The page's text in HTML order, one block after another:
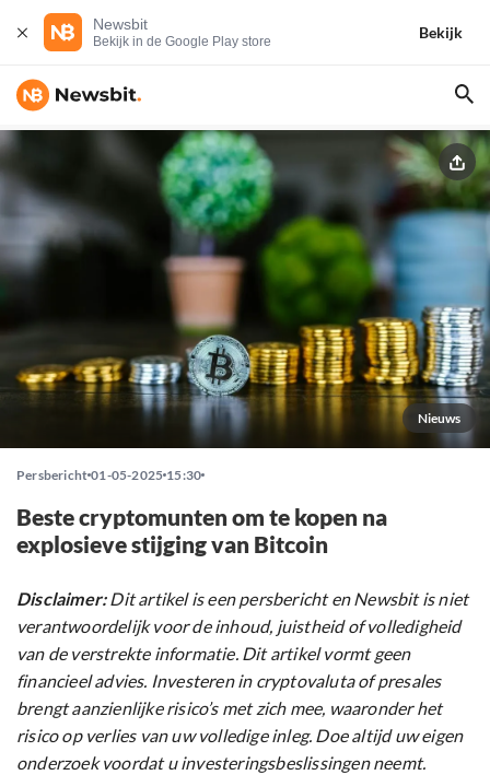
Newsbit
Bekijk in de Google Play store
Bekijk
Nieuws
Persbericht 01-05-2025 15:30
Beste cryptomunten om te kopen na
explosieve stijging van Bitcoin
Disclaimer:Dit artikel is een persbericht en Newsbit is niet
verantwoordelijk voor de inhoud, juistheid of volledigheid
van de verstrekte informatie. Dit artikel vormt geen
financieel advies. Investeren in cryptovaluta of presales
brengt aanzienlijke risico’s met zich mee, waaronder het
risico op verlies van uw volledige inleg. Doe altijd uw eigen
onderzoek voordat u investeringsbeslissingen neemt.